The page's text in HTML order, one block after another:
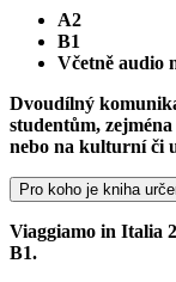
A2
B1
Včetně audio
Dvoudílný
studentům,
nebo na kulturní či
Pro koho je kniha
Viaggiamo in Italia
B1.